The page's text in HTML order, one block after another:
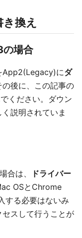
換え
の場合
App2(Legacy)にダ
後に、この記事の
ください。ダウン
説明されていま
合は、
ドライバー
OSとChrome
する必要はないみ
スして行うことが